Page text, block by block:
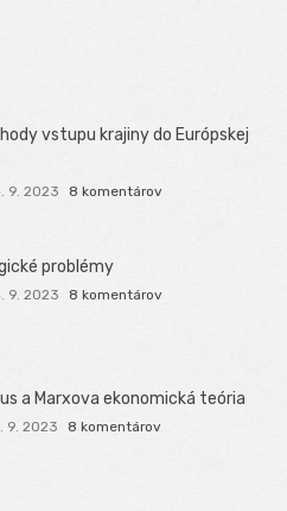
vstupu krajiny do Európskej
9. 2023 8 komentárov
problémy
9. 2023 8 komentárov
a Marxova ekonomická teória
9. 2023 8 komentárov